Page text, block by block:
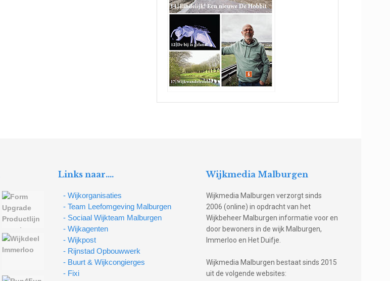
Links naar….
- Wijkorganisaties
- Team Leefomgeving Malburgen
- Sociaal Wijkteam Malburgen
- Wijkagenten
- Wijkpost
- Rijnstad Opbouwwerk
- Buurt & Wijkcongierges
- Fixi
Wijkmedia Malburgen
Wijkmedia Malburgen verzorgt sinds
2006 (online) in opdracht van het
Wijkbeheer Malburgen informatie voor en
door bewoners in de wijk Malburgen,
Immerloo en Het Duifje.
Wijkmedia Malburgen bestaat sinds 2015
uit de volgende websites: